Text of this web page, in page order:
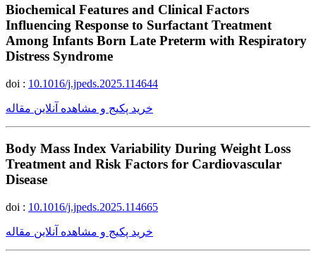
Biochemical Features and Clinical Factors
Influencing Response to Surfactant Treatment
Among Infants Born Late Preterm with Respiratory
Distress Syndrome
doi : 10.1016/j.jpeds.2025.114644
خرید پکیج و مشاهده آنلاین مقاله
Body Mass Index Variability During Weight Loss
Treatment and Risk Factors for Cardiovascular
Disease
doi : 10.1016/j.jpeds.2025.114665
خرید پکیج و مشاهده آنلاین مقاله